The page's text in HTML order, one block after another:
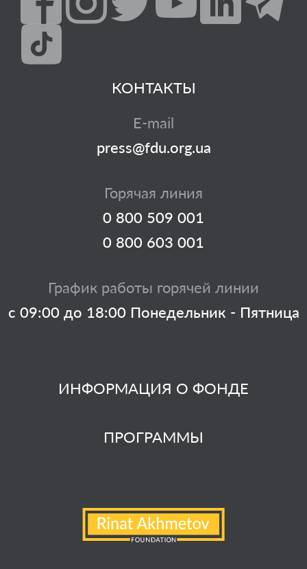
ИНФОРМАЦИЯ О ФОНДЕ
ПРОГРАММЫ
КОНТАКТЫ
E-mail
press@fdu.org.ua
Горячая линия
0 800 509 001
0 800 603 001
График работы горячей линии
с 09:00 до 18:00 Понедельник - Пятница